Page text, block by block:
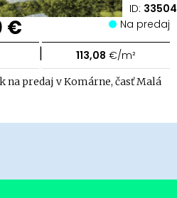
ID: 33504
€ Na predaj
| 113,08 €/m²
na predaj v Komárne, časť Malá